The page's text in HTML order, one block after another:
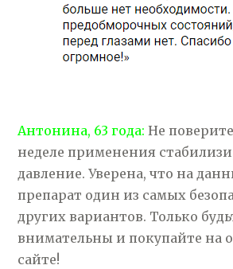
Антонина, 63 года: Не
неделе применения
давление. Уверена, что на
препарат один из самых
других вариантов. Только
внимательны и покупайте на
сайте!